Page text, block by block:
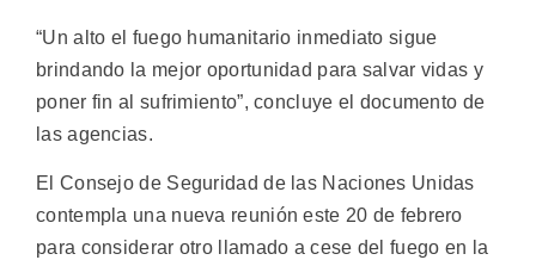
“Un alto el fuego humanitario inmediato sigue
brindando la mejor oportunidad para salvar vidas y
poner fin al sufrimiento”, concluye el documento de
las agencias.
El Consejo de Seguridad de las Naciones Unidas
contempla una nueva reunión este 20 de febrero
para considerar otro llamado a cese del fuego en la